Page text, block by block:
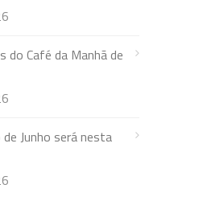
do Café da Manhã de
Junho será nesta